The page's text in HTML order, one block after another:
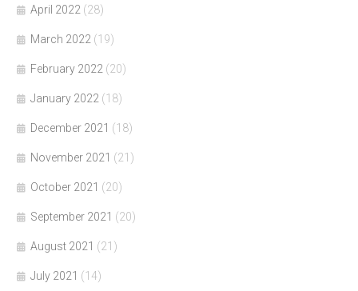
April 2022 (28)
March 2022 (19)
February 2022 (20)
January 2022 (18)
December 2021 (18)
November 2021 (21)
October 2021 (20)
September 2021 (20)
August 2021 (21)
July 2021 (14)